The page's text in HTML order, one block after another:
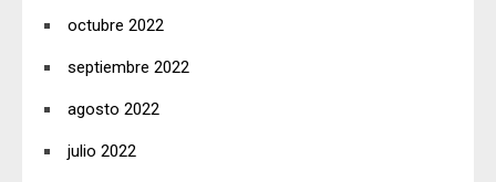
octubre 2022
septiembre 2022
agosto 2022
julio 2022